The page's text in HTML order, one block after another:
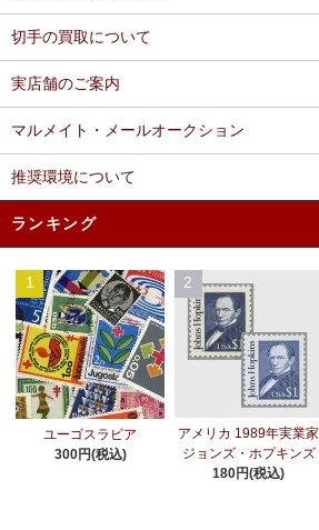
切手の買取について
実店舗のご案内
マルメイト・メールオークション
推奨環境について
ランキング
1
ユーゴスラビア
300円(税込)
2
アメリカ 1989年実業家
ジョンズ・ホプキンズ
180円(税込)